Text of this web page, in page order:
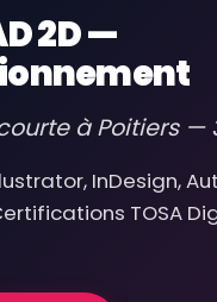
2D —
à Poitiers —
InDesign,
TOSA